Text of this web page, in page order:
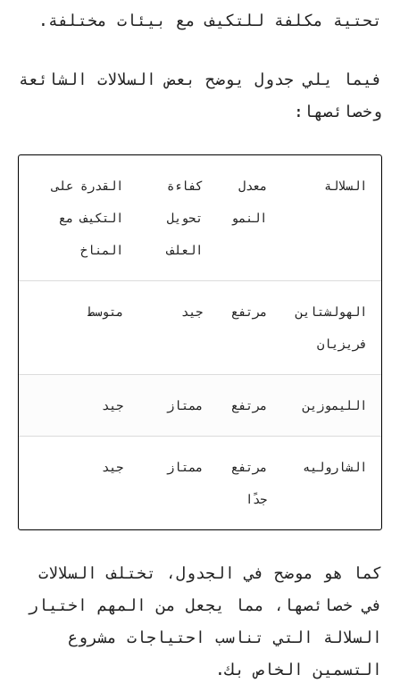
تحتية مكلفة للتكيف مع بيئات مختلفة.
فيما يلي جدول يوضح بعض السلالات الشائعة
وخصائصها:
السلالة معدل
النمو
كفاءة
تحويل
العلف
القدرة على
التكيف مع
المناخ
الهولشتاين
فريزيان
مرتفع جيد متوسط
الليموزين مرتفع ممتاز جيد
الشاروليه مرتفع
جدًا
ممتاز جيد
كما هو موضح في الجدول، تختلف السلالات
في خصائصها، مما يجعل من المهم اختيار
السلالة التي تناسب احتياجات مشروع
التسمين الخاص بك.